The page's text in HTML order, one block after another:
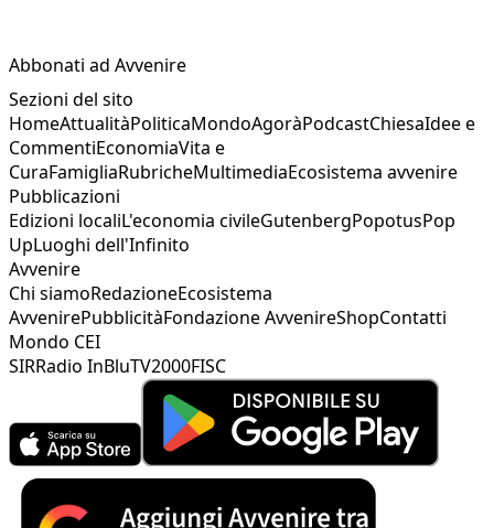
Abbonati ad Avvenire
Sezioni del sito
HomeAttualitàPoliticaMondoAgoràPodcastChiesaIdee e
CommentiEconomiaVita e
CuraFamigliaRubricheMultimediaEcosistema avvenire
Pubblicazioni
Edizioni localiL'economia civileGutenbergPopotusPop
UpLuoghi dell'Infinito
Avvenire
Chi siamoRedazioneEcosistema
AvvenirePubblicitàFondazione AvvenireShopContatti
Mondo CEI
SIRRadio InBluTV2000FISC